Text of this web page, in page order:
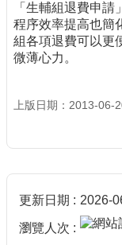
「生輔組退費申
程序效率提高也簡
組各項退費可以更
微薄心力。
上版日期：2013-06-
更新日期 2026-
瀏覽人次